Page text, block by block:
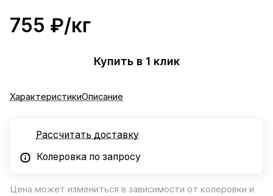
755 ₽/кг
Купить в 1 клик
ХарактеристикиОписание
Рассчитать доставку
Колеровка по запросу
Цена может измениться в зависимости от колеровки и